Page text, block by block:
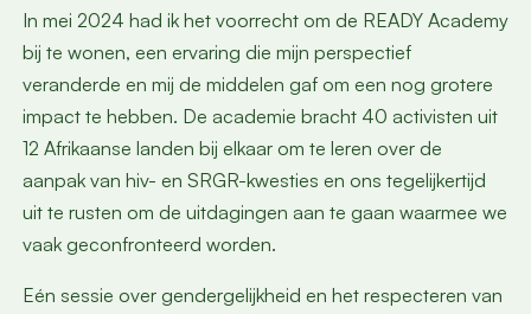
In mei 2024 had ik het voorrecht om de READY Academy
bij te wonen, een ervaring die mijn perspectief
veranderde en mij de middelen gaf om een nog grotere
impact te hebben. De academie bracht 40 activisten uit
12 Afrikaanse landen bij elkaar om te leren over de
aanpak van hiv- en SRGR-kwesties en ons tegelijkertijd
uit te rusten om de uitdagingen aan te gaan waarmee we
vaak geconfronteerd worden.
Eén sessie over gendergelijkheid en het respecteren van